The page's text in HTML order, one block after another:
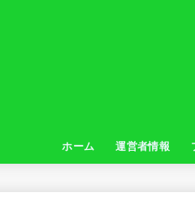
ホーム 運営者情報